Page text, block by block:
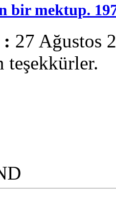
bir mektup.
: 27 Ağustos
teşekkürler.